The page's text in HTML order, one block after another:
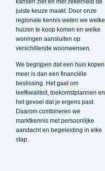
juiste keuze maakt. Door onze
regionale kennis weten we welke
huizen te koop komen en welke
woningen aansluiten op
verschillende woonwensen.
We begrijpen dat een huis kopen
meer is dan een financiële
beslissing. Het gaat om
leefkwaliteit, toekomstplannen en
het gevoel dat je ergens past.
Daarom combineren we
marktkennis met persoonlijke
aandacht en begeleiding in elke
stap.